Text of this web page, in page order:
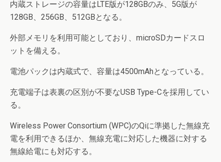
内蔵ストレージの容量はLTE版が128GBのみ、5G版が
128GB、256GB、512GBとなる。
外部メモリを利用可能としており、microSDカードスロ
ットを備える。
電池パックは内蔵式で、容量は4500mAhとなっている。
充電端子は表裏の区別が不要なUSB Type-Cを採用してい
る。
Wireless Power Consortium (WPC)のQiに準拠した無線充
電を利用できるほか、無線充電に対応した機器に対する
無線給電にも対応する。